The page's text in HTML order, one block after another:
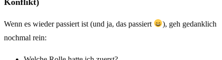
Wenn es wieder passiert ist (und ja, das passiert
), geh gedanklich
nochmal rein: